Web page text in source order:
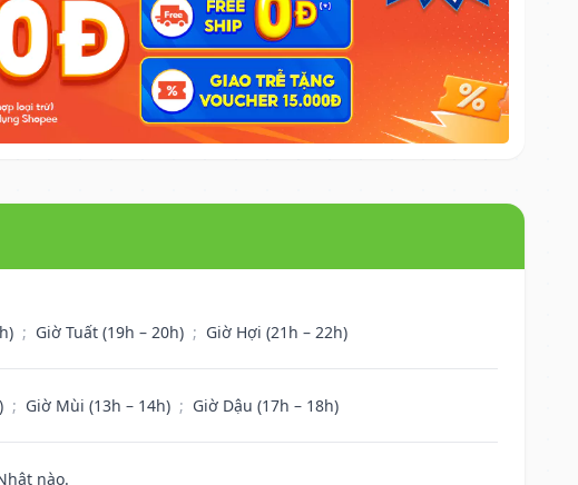
; Giờ Tuất (19h – 20h) ; Giờ Hợi (21h – 22h)
; Giờ Mùi (13h – 14h) ; Giờ Dậu (17h – 18h)
nào.